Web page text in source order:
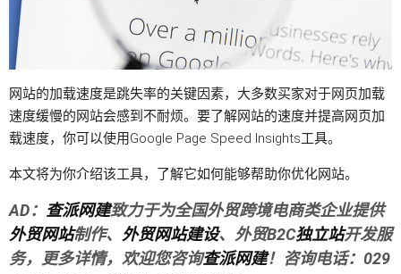
网站的加载速度是跳失率的关键因素，大多数买家对于网页加载
速度缓慢的网站会感到不耐烦。要了解网站的速度并提高网页加
载速度，你可以使用Google Page Speed Insights工具。
本文将为你介绍该工具，了解它如何能够帮助你优化网站。
AD： 查派网建致力于为全国外贸跨境电商类企业提供
外贸网站制作、 外贸网站建设、外贸B2C独立站开发服
务，更多详情，欢迎您咨询查派网建！咨询电话：029